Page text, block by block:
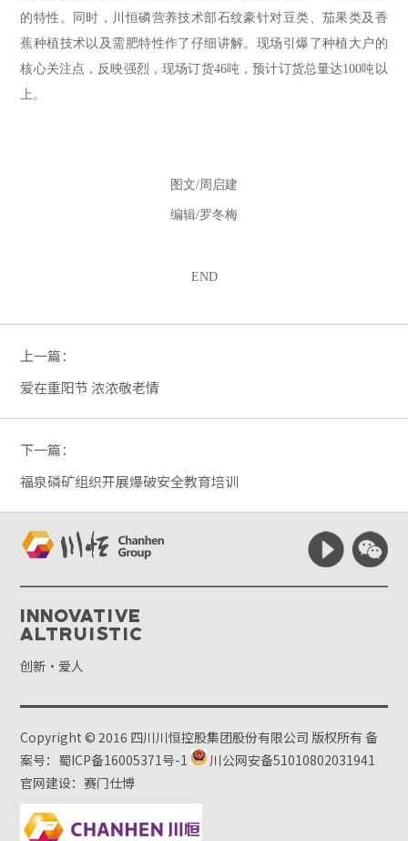
的特性。 同时，川恒磷营养技术部石纹豪针对豆类、茄果类及香
蕉种植技术以及需肥特性作了仔细讲解。 现场引爆了种植大户的
核心关注点，反映强烈，现场订货46吨，预计订货总量达100吨以
上。
图文/周启建
编辑/罗冬梅
END
上一篇：
爱在重阳节 浓浓敬老情
下一篇：
福泉磷矿组织开展爆破安全教育培训
Innovative
Altruistic
创新·爱人
Copyright © 2016 四川川恒控股集团股份有限公司 版权所有备
案号：蜀ICP备16005371号-1
川公网安备51010802031941
官网建设：赛门仕博